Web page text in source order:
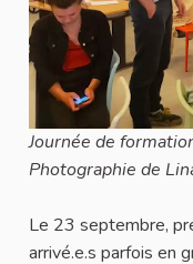
Journée de
Photographie de
Le 23 septembre,
arrivé.e.s parfois en